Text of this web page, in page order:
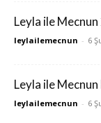
Leyla ile Mecnun
leylailemecnun - 6
Leyla ile
leylailemecnun - 6